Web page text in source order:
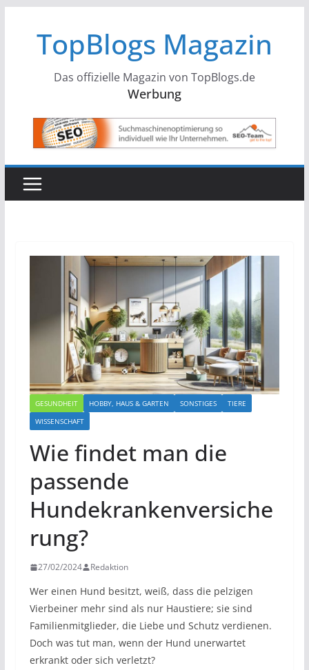
springenTopBlogs Magazin
Das offizielle Magazin von TopBlogs.de
Werbung
GESUNDHEIT HOBBY, HAUS & GARTEN SONSTIGES
TIERE
WISSENSCHAFT
Wie findet man die
passende
Hundekrankenversiche
rung?
27/02/2024 Redaktion
Wer einen Hund besitzt, weiß, dass die pelzigen
Vierbeiner mehr sind als nur Haustiere; sie sind
Familienmitglieder, die Liebe und Schutz verdienen.
Doch was tut man, wenn der Hund unerwartet
erkrankt oder sich verletzt?